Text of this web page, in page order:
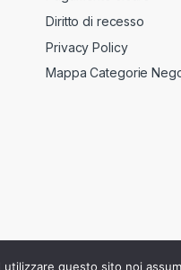
Diritto di recesso
Privacy Policy
Mappa Categorie
questo sito noi